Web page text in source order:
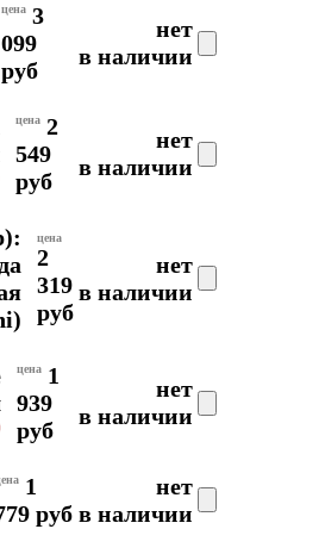
цена 3
099
руб
нет
в наличии
цена 2
549
руб
нет
в наличии
цена
2
319
руб
нет
в наличии
цена 1
939
руб
нет
в наличии
1
руб
нет
в наличии